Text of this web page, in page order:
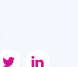
 